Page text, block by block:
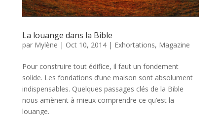
La louange dans la Bible
par Mylène | Oct 10, 2014| Exhortations, Magazine
Pour construire tout édifice, il faut un fondement
solide. Les fondations d’une maison sont absolument
indispensables. Quelques passages clés de la Bible
nous amènent à mieux comprendre ce qu’est la
louange.